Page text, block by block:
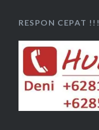
RESPON CEPAT !!!